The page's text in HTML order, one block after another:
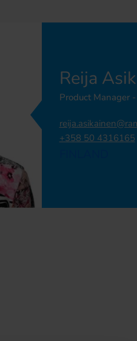
Reija
Product Manager
+358 50 4316165